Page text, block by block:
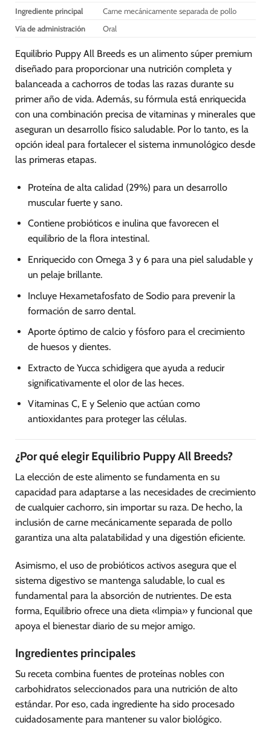
Ingrediente principal
Carne mecánicamente separada de pollo
Vía de administración
Oral
Equilibrio Puppy All Breeds es un alimento súper premium
diseñado para proporcionar una nutrición completa y
balanceada a cachorros de todas las razas durante su
primer año de vida. Además, su fórmula está enriquecida
con una combinación precisa de vitaminas y minerales que
aseguran un desarrollo físico saludable. Por lo tanto, es la
opción ideal para fortalecer el sistema inmunológico desde
las primeras etapas.
Proteína de alta calidad (29%) para un desarrollo
muscular fuerte y sano.
Contiene probióticos e inulina que favorecen el
equilibrio de la flora intestinal.
Enriquecido con Omega 3 y 6 para una piel saludable y
un pelaje brillante.
Incluye Hexametafosfato de Sodio para prevenir la
formación de sarro dental.
Aporte óptimo de calcio y fósforo para el crecimiento
de huesos y dientes.
Extracto de Yucca schidigera que ayuda a reducir
significativamente el olor de las heces.
Vitaminas C, E y Selenio que actúan como
antioxidantes para proteger las células.
¿Por qué elegir Equilibrio Puppy All Breeds?
La elección de este alimento se fundamenta en su
capacidad para adaptarse a las necesidades de crecimiento
de cualquier cachorro, sin importar su raza. De hecho, la
inclusión de carne mecánicamente separada de pollo
garantiza una alta palatabilidad y una digestión eficiente.
Asimismo, el uso de probióticos activos asegura que el
sistema digestivo se mantenga saludable, lo cual es
fundamental para la absorción de nutrientes. De esta
forma, Equilibrio ofrece una dieta «limpia» y funcional que
apoya el bienestar diario de su mejor amigo.
Ingredientes principales
Su receta combina fuentes de proteínas nobles con
carbohidratos seleccionados para una nutrición de alto
estándar. Por eso, cada ingrediente ha sido procesado
cuidadosamente para mantener su valor biológico.